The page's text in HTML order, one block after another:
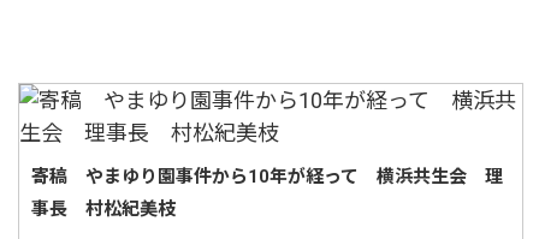
寄稿 やまゆり園事件から10年が経って 横浜共生会 理
事長 村松紀美枝